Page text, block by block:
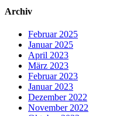
Archiv
Februar 2025
Januar 2025
April 2023
März 2023
Februar 2023
Januar 2023
Dezember 2022
November 2022